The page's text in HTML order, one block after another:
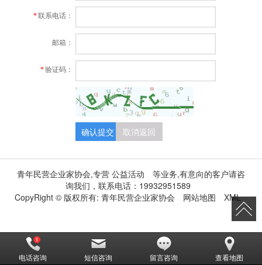
*联系电话：
邮箱：
*验证码：
确认提交 取消返回
青年民营企业家协会,专营 公益活动
等业务,有意向的客户请咨
询我们，联系电话： 19932951589
CopyRight © 版权所有:青年民营企业家协会 网站地图 XML
电话咨询 短信咨询 留言咨询 查看地图